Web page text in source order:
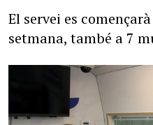
El servei es
setmana, també a 7